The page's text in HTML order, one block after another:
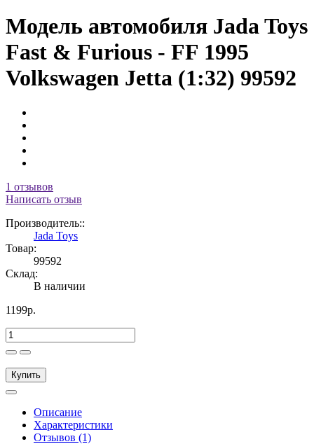
Модель автомобиля Jada Toys
Fast & Furious - FF 1995
Volkswagen Jetta (1:32) 99592
1 отзывов
Написать отзыв
Производитель::
Jada Toys
Товар:
99592
Склад:
В наличии
1199р.
Купить
Описание
Характеристики
Отзывов (1)